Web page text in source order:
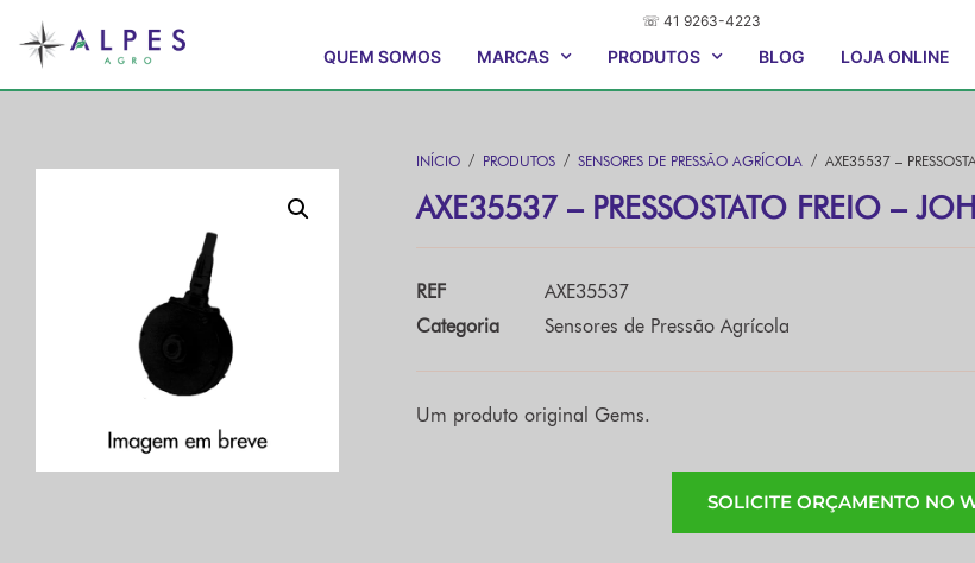
☏ 41 9263-4223
QUEM SOMOS MARCAS PRODUTOS BLOG LOJA ONLINE
INÍCIO / PRODUTOS / SENSORES DE PRESSÃO AGRÍCOLA / AXE35537 –
AXE35537 – PRESSOSTATO FREIO –
REF
AXE35537
Categoria
Sensores de Pressão Agrícola
Um produto original Gems.
SOLICITE ORÇAMENTO NO